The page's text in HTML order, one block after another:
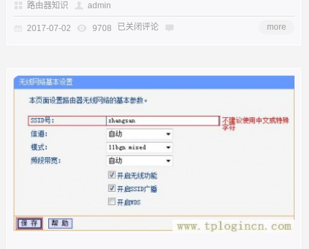
路由器知识 admin
2017-07-02 9708 已关闭评论 more